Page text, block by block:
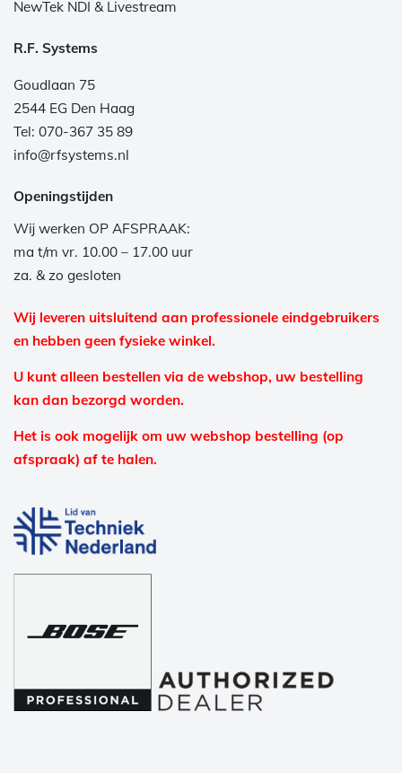
NewTek NDI & Livestream
R.F. Systems
Goudlaan 75
2544 EG Den Haag
Tel: 070-367 35 89
info@rfsystems.nl
Openingstijden
Wij werken OP AFSPRAAK:
ma t/m vr. 10.00 – 17.00 uur
za. & zo gesloten
Wij leveren uitsluitend aan professionele eindgebruikers
en hebben geen fysieke winkel.
U kunt alleen bestellen via de webshop, uw bestelling
kan dan bezorgd worden.
Het is ook mogelijk om uw webshop bestelling (op
afspraak) af te halen.